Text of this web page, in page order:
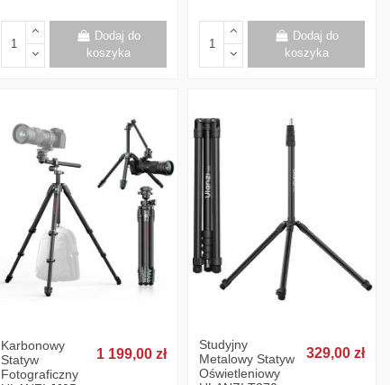
Dodaj do
koszyka
Dodaj do
koszyka
Karbonowy
Statyw
Fotograficzny
1 199,00 zł
Studyjny
Metalowy Statyw
Oświetleniowy
329,00 zł